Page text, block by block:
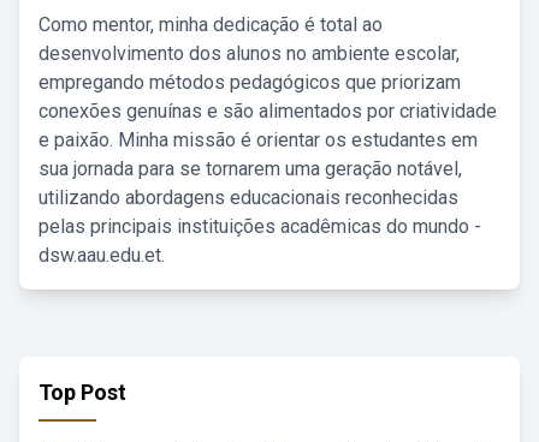
Como mentor, minha dedicação é total ao
desenvolvimento dos alunos no ambiente escolar,
empregando métodos pedagógicos que priorizam
conexões genuínas e são alimentados por criatividade
e paixão. Minha missão é orientar os estudantes em
sua jornada para se tornarem uma geração notável,
utilizando abordagens educacionais reconhecidas
pelas principais instituições acadêmicas do mundo -
dsw.aau.edu.et.
Top Post